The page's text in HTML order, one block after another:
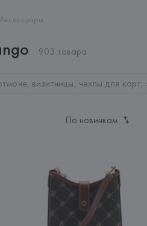
Аксессуары
903 товара
визитницы, чехлы для
По новинкам